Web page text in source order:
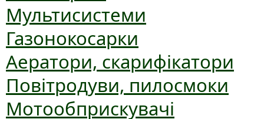
Мультисистеми
Газонокосарки
Аератори, скарифікатори
Повітродуви, пилосмоки
Мотообприскувачі